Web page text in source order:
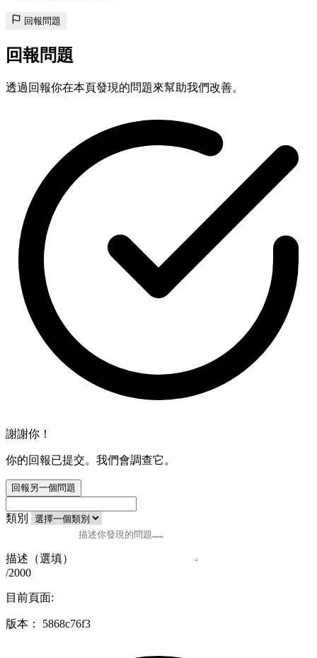
回報問題
回報問題
透過回報你在本頁發現的問題來幫助我們改善。
謝謝你！
你的回報已提交。我們會調查它。
回報另一個問題
類別
描述（選填）
/2000
目前頁面:
版本： 5868c76f3